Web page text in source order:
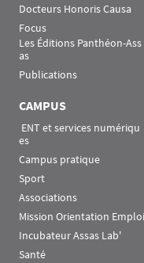
Docteurs Honoris Causa
Focus
Les Éditions Panthéon-Ass
as
Publications
CAMPUS
es
Campus pratique
Sport
Associations
Mission Orientation Emploi
Incubateur Assas Lab'
Santé